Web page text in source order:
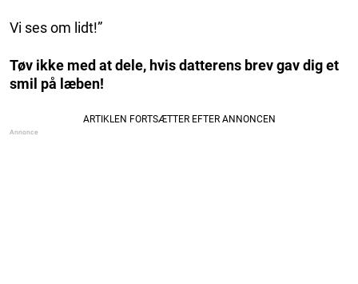
Vi ses om lidt!”
Tøv ikke med at dele, hvis datterens brev gav dig et
smil på læben!